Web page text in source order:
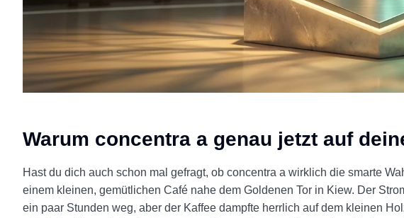
Warum concentra a genau jetzt auf
Hast du dich auch schon mal gefragt, ob concentra a wirklich die smarte
einem kleinen, gemütlichen Café nahe dem Goldenen Tor in Kiew. Der
ein paar Stunden weg, aber der Kaffee dampfte herrlich auf dem kleinen